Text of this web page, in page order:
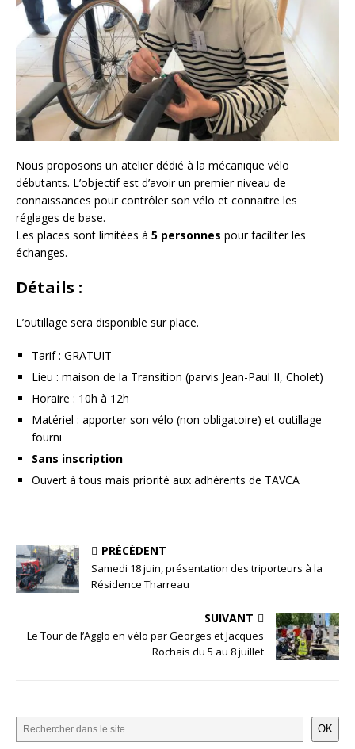
Nous proposons un atelier dédié à la mécanique vélo
débutants. L’objectif est d’avoir un premier niveau de
connaissances pour contrôler son vélo et connaitre les
réglages de base.
Les places sont limitées à 5 personnes pour faciliter les
échanges.
Détails :
L’outillage sera disponible sur place.
Tarif : GRATUIT
Lieu : maison de la Transition (parvis Jean-Paul II, Cholet)
Horaire : 10h à 12h
Matériel : apporter son vélo (non obligatoire) et outillage
fourni
Sans inscription
Ouvert à tous mais priorité aux adhérents de TAVCA
PRÉCÉDENT
Samedi 18 juin, présentation des triporteurs à la
Résidence Tharreau
SUIVANT
Le Tour de l’Agglo en vélo par Georges et Jacques
Rochais du 5 au 8 juillet
OK